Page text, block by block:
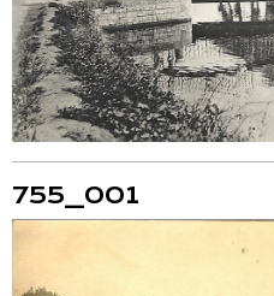
755_001